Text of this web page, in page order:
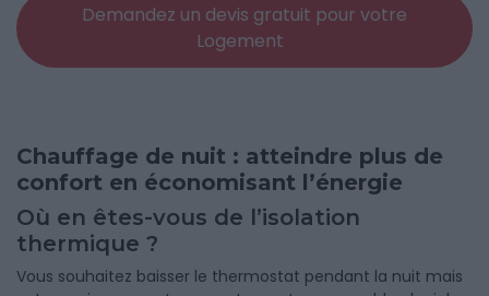
Demandez un devis gratuit pour votre
Logement
Chauffage de nuit : atteindre plus de
confort en économisant l’énergie
Où en êtes-vous de l’isolation
thermique ?
Vous souhaitez baisser le thermostat pendant la nuit mais